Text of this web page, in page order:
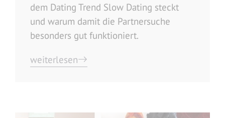
dem Dating Trend Slow Dating steckt
und warum damit die Partnersuche
besonders gut funktioniert.
weiterlesen